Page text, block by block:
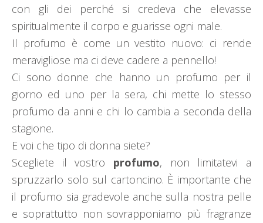
con gli dei perché si credeva che elevasse
spiritualmente il corpo e guarisse ogni male.
Il profumo è come un vestito nuovo: ci rende
meravigliose ma ci deve cadere a pennello!
Ci sono donne che hanno un profumo per il
giorno ed uno per la sera, chi mette lo stesso
profumo da anni e chi lo cambia a seconda della
stagione.
E voi che tipo di donna siete?
Scegliete il vostro profumo, non limitatevi a
spruzzarlo solo sul cartoncino. È importante che
il profumo sia gradevole anche sulla nostra pelle
e soprattutto non sovrapponiamo più fragranze